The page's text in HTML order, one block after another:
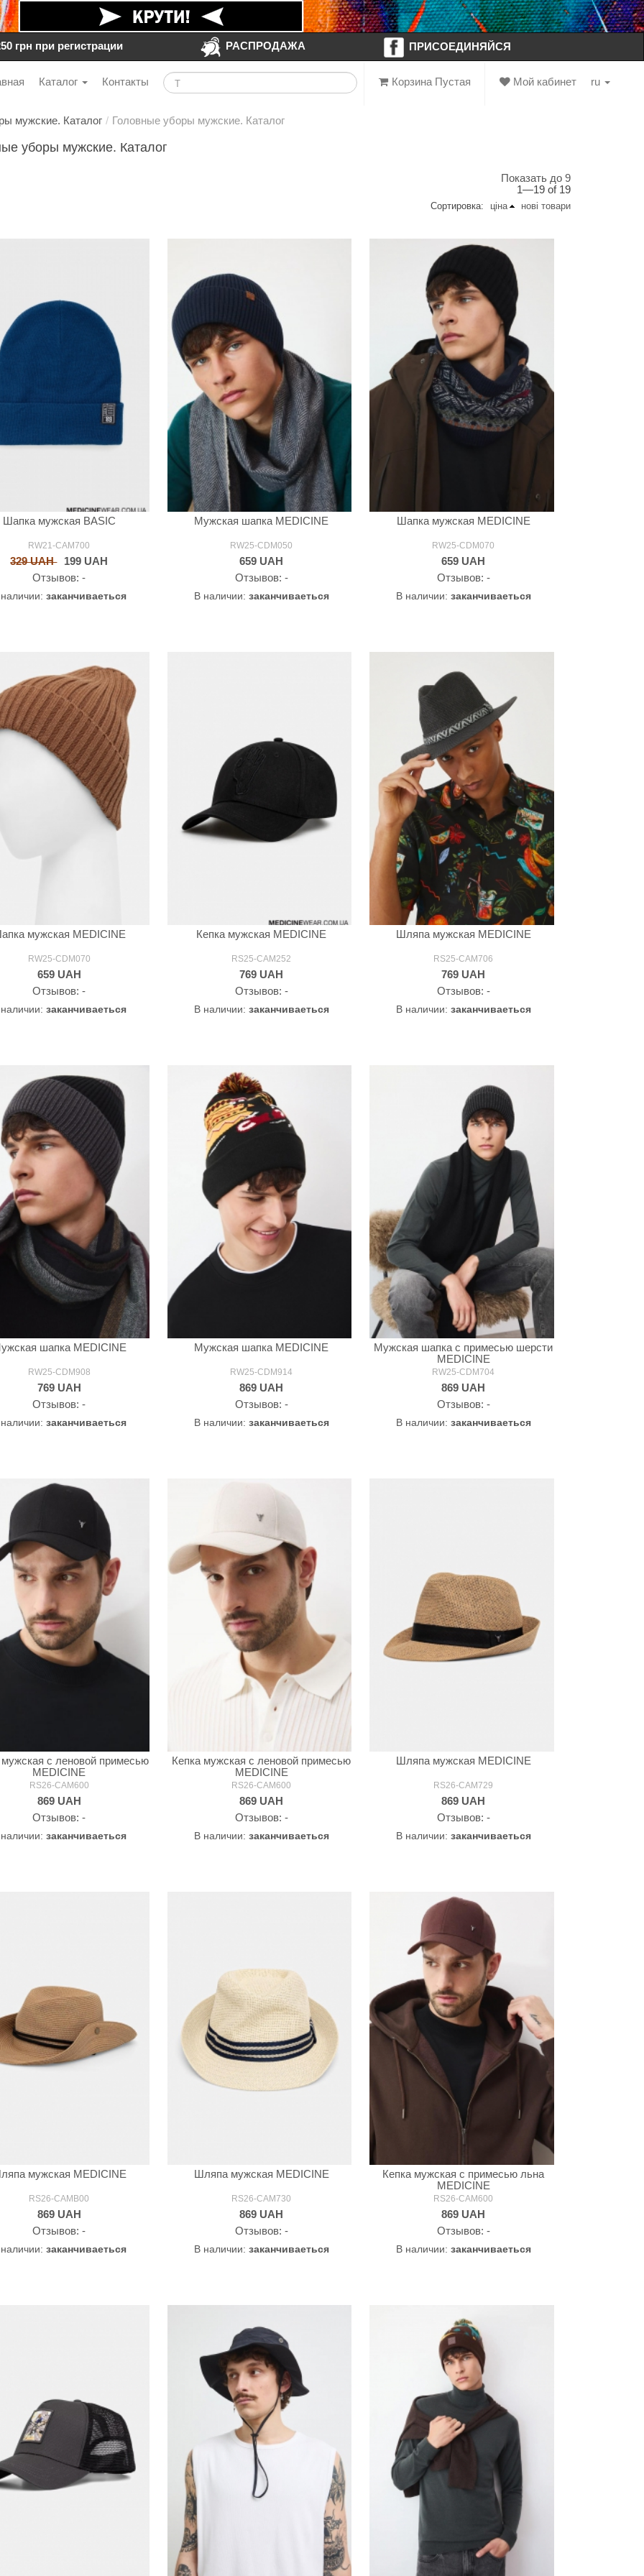
грн при регистрации РАСПРОДАЖА ПРИСОЕДИНЯЙСЯ
ru
Мой кабинет
Корзина Пустая
Каталог Контакты
мужские. Каталог / Головные уборы мужские. Каталог
уборы мужские. Каталог
Показать до 9
1—19 of 19
Сортировка: ціна нові товари
Шапка мужская BASIC
RW21-CAM700
329 UAH 199 UAH
Oтзывов: -
заканчиваеться
Мужская шапка MEDICINE
RW25-CDM050
659 UAH
Oтзывов: -
В наличии: заканчиваеться
Шапка мужская MEDICINE
RW25-CDM070
659 UAH
Oтзывов: -
В наличии: заканчиваеться
мужская MEDICINE
RW25-CDM070
659 UAH
Oтзывов: -
заканчиваеться
Кепка мужская MEDICINE
RS25-CAM252
769 UAH
Oтзывов: -
В наличии: заканчиваеться
Шляпа мужская MEDICINE
RS25-CAM706
769 UAH
Oтзывов: -
В наличии: заканчиваеться
шапка MEDICINE
RW25-CDM908
769 UAH
Oтзывов: -
заканчиваеться
Мужская шапка MEDICINE
RW25-CDM914
869 UAH
Oтзывов: -
В наличии: заканчиваеться
Мужская шапка с примесью шерсти
MEDICINE
RW25-CDM704
869 UAH
Oтзывов: -
В наличии: заканчиваеться
мужская с леновой примесью
MEDICINE
RS26-CAM600
869 UAH
Oтзывов: -
заканчиваеться
Кепка мужская с леновой примесью
MEDICINE
RS26-CAM600
869 UAH
Oтзывов: -
В наличии: заканчиваеться
Шляпа мужская MEDICINE
RS26-CAM729
869 UAH
Oтзывов: -
В наличии: заканчиваеться
мужская MEDICINE
RS26-CAMB00
869 UAH
Oтзывов: -
заканчиваеться
Шляпа мужская MEDICINE
RS26-CAM730
869 UAH
Oтзывов: -
В наличии: заканчиваеться
Кепка мужская с примесью льна
MEDICINE
RS26-CAM600
869 UAH
Oтзывов: -
В наличии: заканчиваеться